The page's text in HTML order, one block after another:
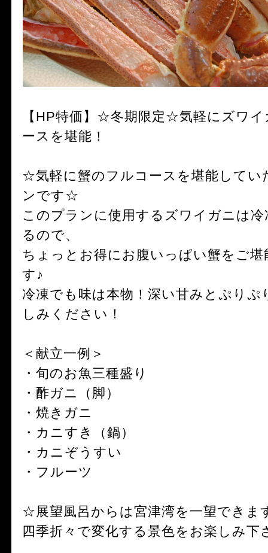
【HP特価】☆冬期限定☆気軽にズワ
ースを堪能！
☆気軽に蟹のフルコースを堪能してい
ンです☆
このプランに使用するズワイガニは
るので、
ちょっとお得にお腹いっぱい蟹をご
す♪
冷凍でも味は本物！深い甘みとぷりぷ
しみください！
＜献立一例＞
・旬のお魚三種盛り
・酢ガニ（脚）
・焼きガニ
・カニすき（鍋）
・カニぞうすい
・フルーツ
☆展望風呂からは宮津湾を一望できま
四季折々で変化する景色をお楽しみ下